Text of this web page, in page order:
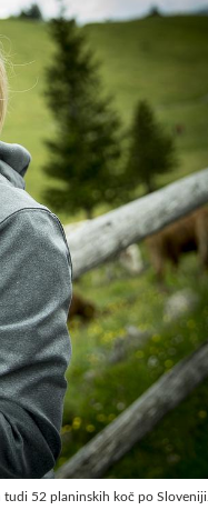
tudi 52 planinskih koč po Sloveniji.